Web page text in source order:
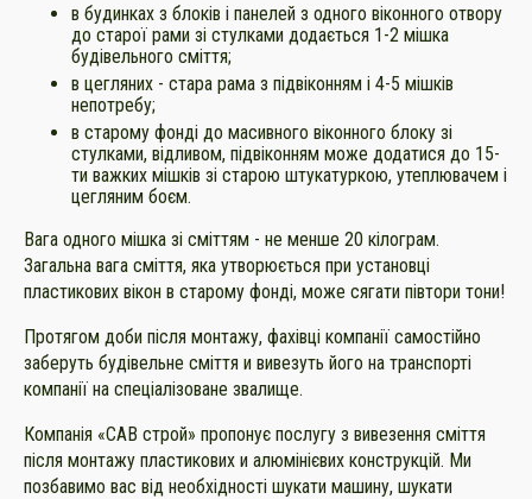
в будинках з блоків і панелей з одного віконного отвору
до старої рами зі стулками додається 1-2 мішка
будівельного сміття;
в цегляних - стара рама з підвіконням і 4-5 мішків
непотребу;
в старому фонді до масивного віконного блоку зі
стулками, відливом, підвіконням може додатися до 15-
ти важких мішків зі старою штукатуркою, утеплювачем і
цегляним боєм.
Вага одного мішка зі сміттям - не менше 20 кілограм.
Загальна вага сміття, яка утворюється при установці
пластикових вікон в старому фонді, може сягати півтори тони!
Протягом доби після монтажу, фахівці компанії самостійно
заберуть будівельне сміття и вивезуть його на транспорті
компанії на спеціалізоване звалище.
Компанія «САВ строй» пропонує послугу з вивезення сміття
після монтажу пластикових и алюмінієвих конструкцій. Ми
позбавимо вас від необхідності шукати машину, шукати